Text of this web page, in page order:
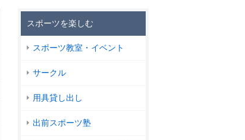
スポーツを楽しむ
スポーツ教室・イベント
サークル
用具貸し出し
出前スポーツ塾